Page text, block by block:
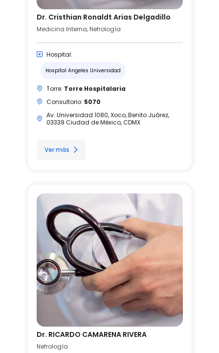
Dr. Cristhian Ronaldt Arias Delgadillo
Medicina Interna, Nefrología
Hospital:
Hospital Angeles Universidad
Torre: Torre Hospitalaria
Consultorio: 5070
Av. Universidad 1080, Xoco, Benito Juárez,
03339 Ciudad de México, CDMX
Ver más
Dr. RICARDO CAMARENA RIVERA
Nefrología